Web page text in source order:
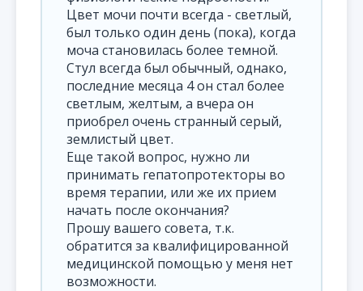
Цвет мочи почти всегда - светлый,
был только один день (пока), когда
моча становилась более темной.
Стул всегда был обычный, однако,
последние месяца 4 он стал более
светлым, желтым, а вчера он
приобрел очень странный серый,
землистый цвет.
Еще такой вопрос, нужно ли
принимать гепатопротекторы во
время терапии, или же их прием
начать после окончания?
Прошу вашего совета, т.к.
обратится за квалифицированной
медицинской помощью у меня нет
возможности.